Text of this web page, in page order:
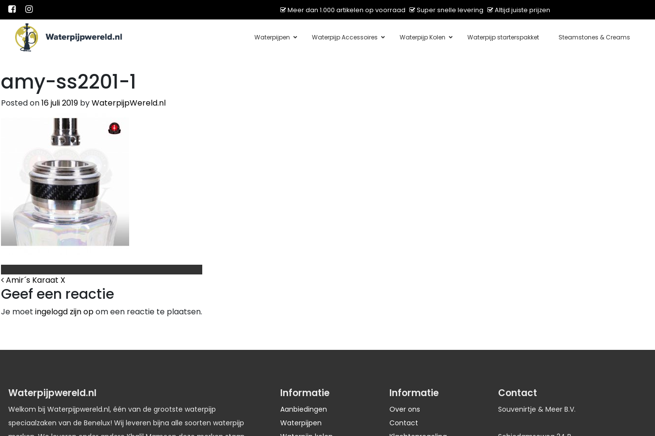
Meer dan 1.000 artikelen op voorraad Super snelle levering Altijd juiste prijzen
Main Navigation Waterpijpen Waterpijp Accessoires Waterpijp Kolen Waterpijp starterspakket Steamstones & Creams
amy-ss2201-1
Posted on16 juli 2019 byWaterpijpWereld.nl
Bericht Navigatie
Amir´s Karaat X
Geef een reactie
Je moet ingelogd zijn opom een reactie te plaatsen.
Waterpijpwereld.nl
Welkom bij Waterpijpwereld.nl, één van de grootste waterpijp
speciaalzaken van de Benelux! Wij leveren bijna alle soorten waterpijp
Informatie
Aanbiedingen
Waterpijpen
Informatie
Over ons
Contact
Contact
Souvenirtje & Meer B.V.